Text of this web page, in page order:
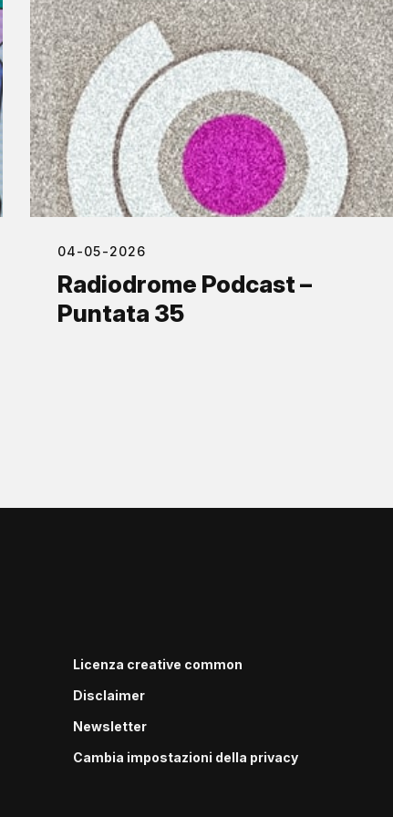
04-05-2026
Radiodrome Podcast –
Puntata 35
Licenza creative common
Disclaimer
Newsletter
Cambia impostazioni della privacy